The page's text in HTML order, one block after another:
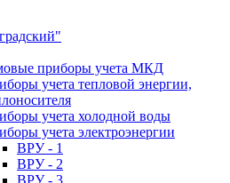
приборы учета МКД
учета тепловой энергии,
учета холодной воды
учета электроэнергии
ВРУ - 1
ВРУ - 2
ВРУ - 3